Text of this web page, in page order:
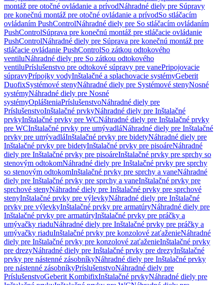
montáž pre otočné ovládanie a prívodNáhradné diely pre Súpravy
pre konečnú montáž pre otočné ovládanie a prívodSo stláčacím
ovládaním PushControlNáhradné diely pre So stláčacím ovládaním
PushControlSúprava pre konečnú montáž pre stláčacie ovládanie
PushControlNáhradné diely pre Súprava pre konečnú montáž pre
stláčacie ovládanie PushControlSo zátkou odtokového
ventiluNáhradné diely pre So zátkou odtokového
ventiluPríslušenstvo pre odtokové súpravy pre vanePripojovacie
súpravyPrípojky vodyInštalačné a splachovacie systémyGeberit
DuofixSystémové stenyNáhradné diely pre Systémové stenyNosné
systémyNáhradné diely pre Nosné
systémyOplášteniaPríslušenstvoNáhradné diely pre
PríslušenstvoInštalačné prvkyNáhradné diely pre Inštalačné
prvkyInštalačné prvky pre WCNáhradné diely pre Inštalačné prvky
pre WCInštalačné prvky pre umývadláNáhradné diely pre Inštalačné
prvky pre umývadláInštalačné prvky pre bidetyNáhradné diely pre
Inštalačné prvky pre bidetyInštalačné prvky pre pisoáreNáhradné
diely pre Inštalačné prvky pre pisoáreInštalačné prvky pre sprchy so
stenovým odtokomNáhradné diely pre Inštalačné prvky pre sprchy
so stenovým odtokomInštalačné prvky pre sprchy a vaneNáhradné
diely pre Inštalačné prvky pre sprchy a vaneInštalačné prvky pre
sprchové stenyNáhradné diely pre Inštalačné prvky pre sprchové
stenyInštalačné prvky pre výlevkyNáhradné diely pre Inštalačné
prvky pre výlevkyInštalačné prvky pre armatúryNáhradné diely pre
Inštalačné prvky pre armatúryInštalačné prvky pre práčky a
umývačky riaduNáhradné diely pre Inštalačné prvky pre práčky a
umývačky riaduInštalačné prvky pre konzolové zaťaženieNáhradné
diely pre Inštalačné prvky pre konzolové zaťaženieInštalačné prvky
pre drezyNáhradné diely pre Inštalačné prvky pre drezyInštalačné
prvky pre nástenné zásobníkyNáhradné diely pre Inštalačné prvky
pre nástenné zásobníkyPríslušenstvoNáhradné diely pre
PríslušenstvoGeberit KombifixInštalačné prvkyNáhradné diely pre